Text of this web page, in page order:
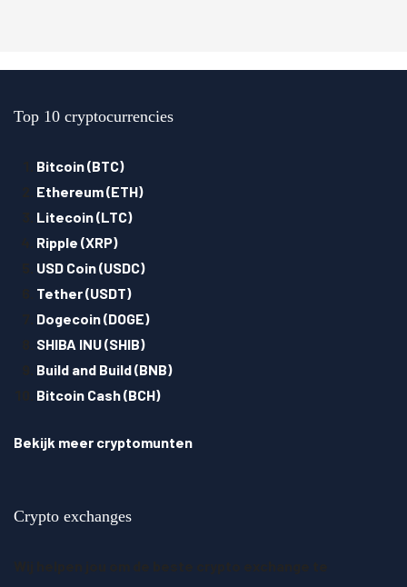
Top 10 cryptocurrencies
Bitcoin (BTC)
Ethereum (ETH)
Litecoin (LTC)
Ripple (XRP)
USD Coin (USDC)
Tether (USDT)
Dogecoin (DOGE)
SHIBA INU (SHIB)
Build and Build (BNB)
Bitcoin Cash (BCH)
Bekijk meer cryptomunten
Crypto exchanges